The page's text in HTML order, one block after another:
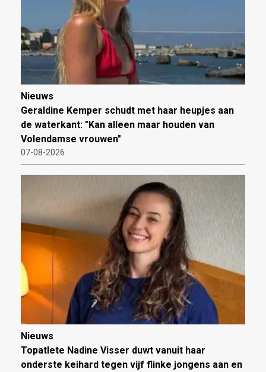
Nieuws
Geraldine Kemper schudt met haar heupjes aan
de waterkant: "Kan alleen maar houden van
Volendamse vrouwen"
07-08-2026
Nieuws
Topatlete Nadine Visser duwt vanuit haar
onderste keihard tegen vijf flinke jongens aan en